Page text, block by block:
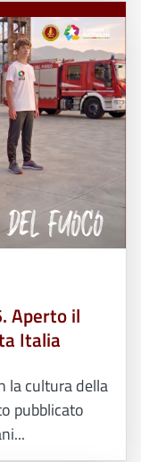
Aperto il
Italia
la cultura della
pubblicato